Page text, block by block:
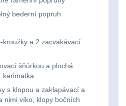
3
bederní popruh
kroužky a 2 zacvakávací
šňůrkou a plochá
karimatka
s klopou a zaklapávací a
nimi víko, klopy bočních